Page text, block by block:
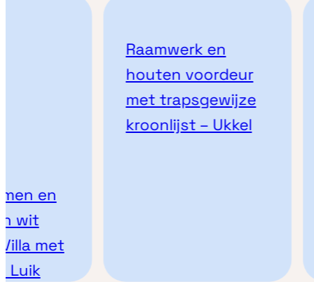
Raamwerk en
houten voordeur
met trapsgewijze
kroonlijst – Ukkel
en
wit
met